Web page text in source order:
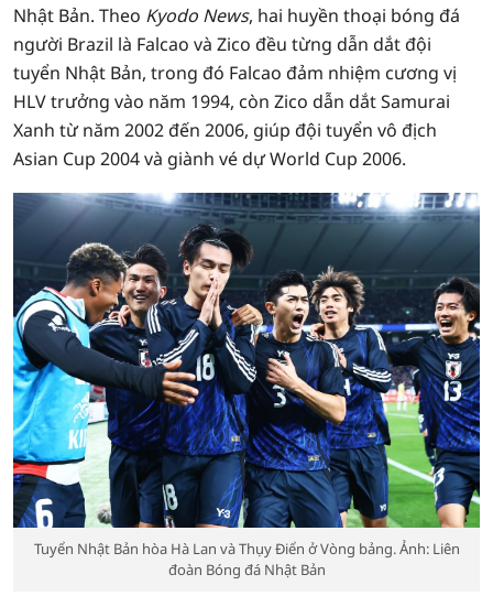
Nhật Bản. Theo Kyodo News, hai huyền thoại bóng đá
người Brazil là Falcao và Zico đều từng dẫn dắt đội
tuyển Nhật Bản, trong đó Falcao đảm nhiệm cương vị
HLV trưởng vào năm 1994, còn Zico dẫn dắt Samurai
Xanh từ năm 2002 đến 2006, giúp đội tuyển vô địch
Asian Cup 2004 và giành vé dự World Cup 2006.
Tuyển Nhật Bản hòa Hà Lan và Thụy Điển ở Vòng bảng. Ảnh: Liên
đoàn Bóng đá Nhật Bản